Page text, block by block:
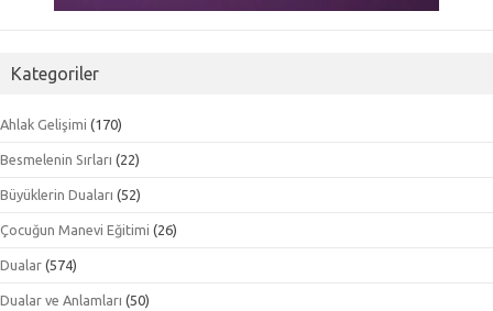
Kategoriler
Ahlak Gelişimi (170)
Besmelenin Sırları (22)
Büyüklerin Duaları (52)
Çocuğun Manevi Eğitimi (26)
Dualar (574)
Dualar ve Anlamları (50)